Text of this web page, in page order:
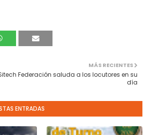
MÁS RECIENTES
Federación saluda a los locutores en su
día
ENTRADAS